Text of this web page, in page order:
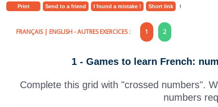
Print Send to a friend I found a mistake ! Short link
FRANÇAIS| ENGLISH- AUTRES EXERCICES : 1 2
1 - Games to learn French:
Complete this grid with "crossed numbers".
numbers